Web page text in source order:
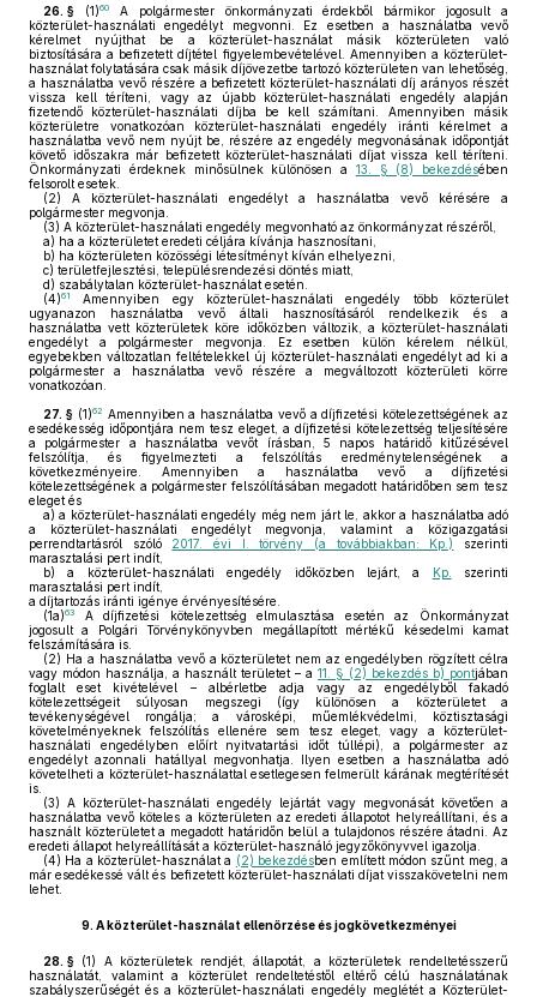
26. § (1)60A polgármester önkormányzati érdekből bármikor jogosult a
közterület-használati engedélyt megvonni. Ez esetben a használatba vevő
kérelmet nyújthat be a közterület-használat másik közterületen való
biztosítására a befizetett díjtétel figyelembevételével. Amennyiben a közterület-
használat folytatására csak másik díjövezetbe tartozó közterületen van lehetőség,
a használatba vevő részére a befizetett közterület-használati díj arányos részét
vissza kell téríteni, vagy az újabb közterület-használati engedély alapján
fizetendő közterület-használati díjba be kell számítani. Amennyiben másik
közterületre vonatkozóan közterület-használati engedély iránti kérelmet a
használatba vevő nem nyújt be, részére az engedély megvonásának időpontját
követő időszakra már befizetett közterület-használati díjat vissza kell téríteni.
Önkormányzati érdeknek minősülnek különösen a 13. § (8) bekezdésében
felsorolt esetek.
(2) A közterület-használati engedélyt a használatba vevő kérésére a
polgármester megvonja.
(3) A közterület-használati engedély megvonható az önkormányzat részéről,
a) ha a közterületet eredeti céljára kívánja hasznosítani,
b) ha közterületen közösségi létesítményt kíván elhelyezni,
c) területfejlesztési, településrendezési döntés miatt,
d) szabálytalan közterület-használat esetén.
(4)61
Amennyiben egy közterület-használati engedély több közterület
ugyanazon használatba vevő általi hasznosításáról rendelkezik és a
használatba vett közterületek köre időközben változik, a közterület-használati
engedélyt a polgármester megvonja. Ez esetben külön kérelem nélkül,
egyebekben változatlan feltételekkel új közterület-használati engedélyt ad ki a
polgármester a használatba vevő részére a megváltozott közterületi körre
vonatkozóan.
27. § (1)62 Amennyiben a használatba vevő a díjfizetési kötelezettségének az
esedékesség időpontjára nem tesz eleget, a díjfizetési kötelezettség teljesítésére
a polgármester a használatba vevőt írásban, 5 napos határidő kitűzésével
felszólítja, és figyelmezteti a felszólítás eredménytelenségének a
következményeire. Amennyiben a használatba vevő a díjfizetési
kötelezettségének a polgármester felszólításában megadott határidőben sem tesz
eleget és
a) a közterület-használati engedély még nem járt le, akkor a használatba adó
a közterület-használati engedélyt megvonja, valamint a közigazgatási
perrendtartásról szóló 2017. évi I. törvény (a továbbiakban: Kp.)
szerinti
marasztalási pert indít,
b) a közterület-használati engedély időközben lejárt, a Kp.
szerinti
marasztalási pert indít,
a díjtartozás iránti igénye érvényesítésére.
(1a)63
A díjfizetési kötelezettség elmulasztása esetén az Önkormányzat
jogosult a Polgári Törvénykönyvben megállapított mértékű késedelmi kamat
felszámítására is.
(2) Ha a használatba vevő a közterületet nem az engedélyben rögzített célra
vagy módon használja, a használt területet – a 11. § (2) bekezdés b) pontjában
foglalt eset kivételével – albérletbe adja vagy az engedélyből fakadó
kötelezettségeit súlyosan megszegi (így különösen a közterületet a
tevékenységével rongálja; a városképi, műemlékvédelmi, köztisztasági
követelményeknek felszólítás ellenére sem tesz eleget, vagy a közterület-
használati engedélyben előírt nyitvatartási időt túllépi), a polgármester az
engedélyt azonnali hatállyal megvonhatja. Ilyen esetben a használatba adó
követelheti a közterület-használattal esetlegesen felmerült kárának megtérítését
is.
(3) A közterület-használati engedély lejártát vagy megvonását követően a
használatba vevő köteles a közterületen az eredeti állapotot helyreállítani, és a
használt közterületet a megadott határidőn belül a tulajdonos részére átadni. Az
eredeti állapot helyreállítását a közterület-használó jegyzőkönyvvel igazolja.
(4) Ha a közterület-használat a (2) bekezdésben említett módon szűnt meg, a
már esedékessé vált és befizetett közterület-használati díjat visszakövetelni nem
lehet.
9. A közterület-használat ellenőrzése és jogkövetkezményei
28. § (1)
A közterületek rendjét, állapotát, a közterületek rendeltetésszerű
használatát, valamint a közterület rendeltetéstől eltérő célú használatának
szabályszerűségét és a közterület-használati engedély meglétét a Közterület-